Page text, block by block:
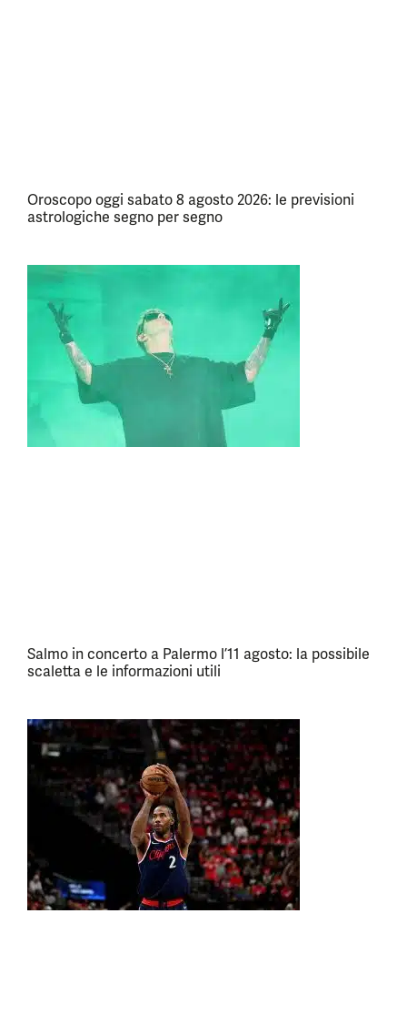
Oroscopo oggi sabato 8 agosto 2026: le previsioni
astrologiche segno per segno
Salmo in concerto a Palermo l’11 agosto: la possibile
scaletta e le informazioni utili